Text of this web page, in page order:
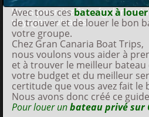
Vous pourriez être également
voyages suivants ...
Avec tous cesbateaux à
de trouver et de louer le bon
votre groupe.
Chez Gran Canaria Boat Trips,
nous voulons vous aider à
et à trouver le meilleur bateau
votre budget et du meilleur
certitude que vous avez fait le
Nous avons donc créé ce
Pour louer unbateau privé sur